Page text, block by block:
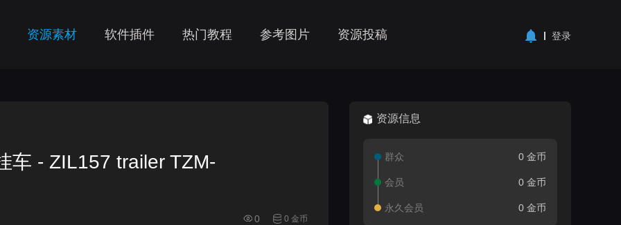
资源素材 软件插件 热门教程 参考图片 资源投稿 登录
- ZIL157 trailer TZM-
0 0 金币
资源信息
群众 0 金币
会员 0 金币
永久会员 0 金币